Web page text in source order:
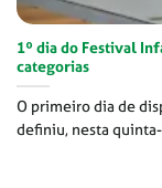
1º dia do Festival
categorias
O primeiro dia de
definiu, nesta